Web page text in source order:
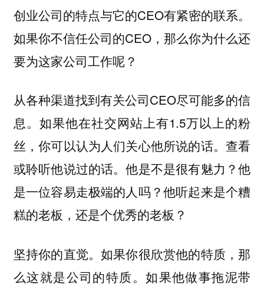
创业公司的特点与它的CEO有紧密的联系。
如果你不信任公司的CEO，那么你为什么还
要为这家公司工作呢？
从各种渠道找到有关公司CEO尽可能多的信
息。如果他在社交网站上有1.5万以上的粉
丝，你可以认为人们关心他所说的话。查看
或聆听他说过的话。他是不是很有魅力？他
是一位容易走极端的人吗？他听起来是个糟
糕的老板，还是个优秀的老板？
坚持你的直觉。如果你很欣赏他的特质，那
么这就是公司的特质。如果他做事拖泥带